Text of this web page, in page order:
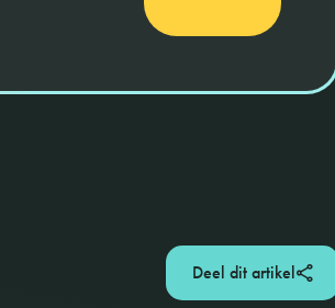
Deel dit artikel